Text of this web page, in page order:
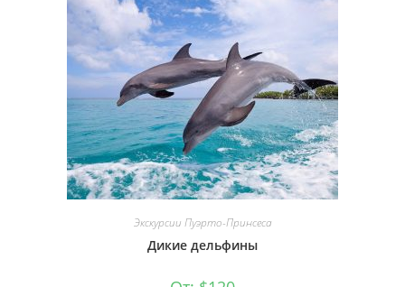
Экскурсии Пуэрто-Принсеса
Дикие дельфины